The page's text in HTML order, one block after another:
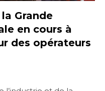
Grande
en cours à
des opérateurs